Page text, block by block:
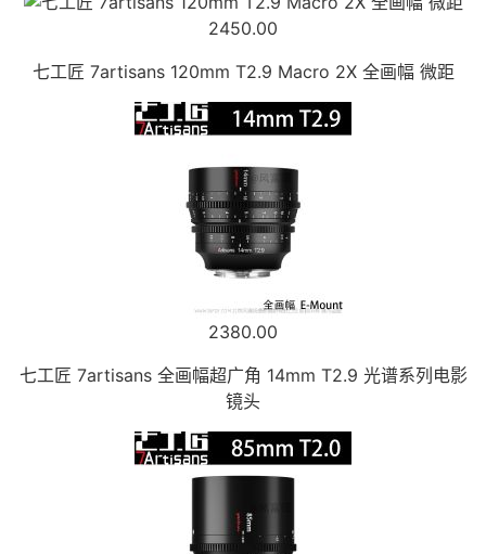
2450.00
七工匠 7artisans 120mm T2.9 Macro 2X 全画幅 微距
2380.00
七工匠 7artisans 全画幅超广角 14mm T2.9 光谱系列电影
镜头